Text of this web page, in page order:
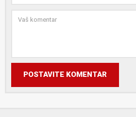
POSTAVITE KOMENTAR